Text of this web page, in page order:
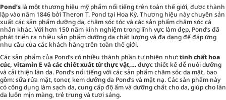
Pond’s là một thương hiệu mỹ phẩm nổi tiếng trên toàn thế giới, được thành
lập vào năm 1846 bởi Theron T. Pond tại Hoa Kỳ. Thương hiệu này chuyên sản
xuất các sản phẩm dưỡng da, chăm sóc tóc và các sản phẩm chăm sóc cá
nhân khác. Với hơn 150 năm kinh nghiệm trong lĩnh vực làm đẹp, Pond’s đã
phát triển ra nhiều sản phẩm dưỡng da chất lượng và đa dạng để đáp ứng
nhu cầu của các khách hàng trên toàn thế giới.
Các sản phẩm của Pond’s có nhiều thành phần tự nhiên như:tinh chất hoa
cúc, vitamin E và các chiết xuất từ thực vật,…được thiết kế để nuôi dưỡng
và cải thiện làn da. Pond’s nổi tiếng với các sản phẩm chăm sóc da mặt, bao
gồm: sữa rửa mặt, toner, kem dưỡng da Pond’s và mặt nạ. Các sản phẩm này
có công dụng làm sạch da, cung cấp độ ẩm và dưỡng chất cho da, giúp cho làn
da luôn mịn màng, trẻ trung và tươi sáng.